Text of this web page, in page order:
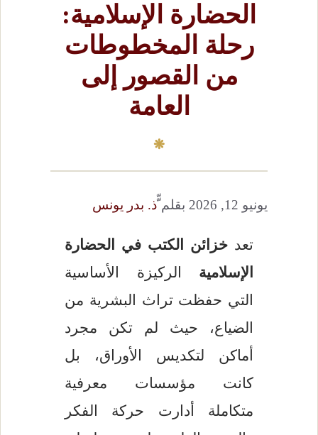
الحضارة الإسلامية:
رحلة المخطوطات
من القصور إلى
العامة
يونيو 12, 2026 بقلمّّذ. بدر يونس
تعد خزائن الكتب في الحضارة
الإسلامية الركيزة الأساسية
التي حفظت تراث البشرية من
الضياع، حيث لم تكن مجرد
أماكن لتكديس الأوراق، بل
كانت مؤسسات معرفية
متكاملة أدارت حركة الفكر